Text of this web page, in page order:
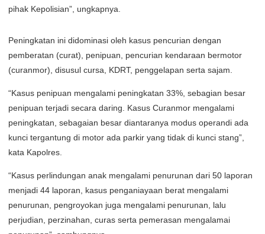
pihak Kepolisian”, ungkapnya.
Peningkatan ini didominasi oleh kasus pencurian dengan
pemberatan (curat), penipuan, pencurian kendaraan bermotor
(curanmor), disusul cursa, KDRT, penggelapan serta sajam.
“Kasus penipuan mengalami peningkatan 33%, sebagian besar
penipuan terjadi secara daring. Kasus Curanmor mengalami
peningkatan, sebagaian besar diantaranya modus operandi ada
kunci tergantung di motor ada parkir yang tidak di kunci stang”,
kata Kapolres.
“Kasus perlindungan anak mengalami penurunan dari 50 laporan
menjadi 44 laporan, kasus penganiayaan berat mengalami
penurunan, pengroyokan juga mengalami penurunan, lalu
perjudian, perzinahan, curas serta pemerasan mengalamai